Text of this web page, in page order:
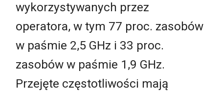
wykorzystywanych przez
operatora, w tym 77 proc. zasobów
w paśmie 2,5 GHz i 33 proc.
zasobów w paśmie 1,9 GHz.
Przejęte częstotliwości mają